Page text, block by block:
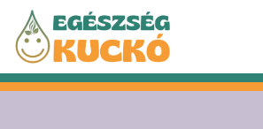
Kilépés
tartalomba